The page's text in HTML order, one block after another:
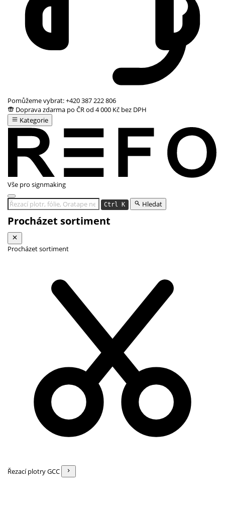
Pomůžeme vybrat:+420 387 222 806
Doprava zdarma po ČR od 4 000 Kč bez DPH
Kategorie
Vše pro signmaking
Ctrl K Hledat
Procházet sortiment
Procházet sortiment
Řezací plotry GCC